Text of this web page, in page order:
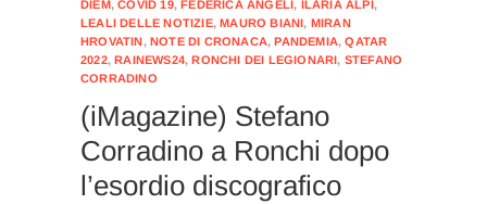
DIEM,COVID 19,FEDERICA ANGELI, ILARIA ALPI,
LEALI DELLE NOTIZIE,MAURO BIANI, MIRAN
HROVATIN ,NOTE DI CRONACA,PANDEMIA,QATAR
2022,RAINEWS24,RONCHI DEI LEGIONARI, STEFANO
CORRADINO
(iMagazine) Stefano
Corradino a Ronchi dopo
l’esordio discografico